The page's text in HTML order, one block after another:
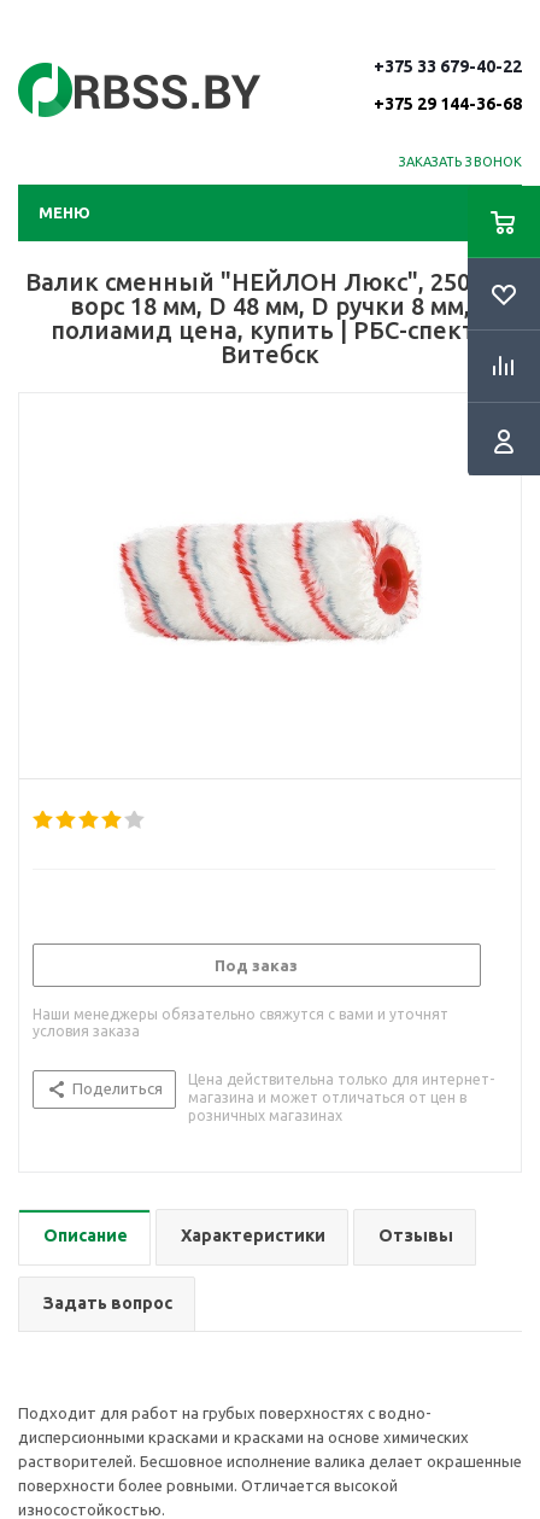
+375 33 679-40-22
+375 29 144-36-68
ЗАКАЗАТЬ ЗВОНОК
МЕНЮ
Валик сменный "НЕЙЛОН Люкс", 250 мм,
ворс 18 мм, D 48 мм, D ручки 8 мм,
полиамид цена, купить | РБС-спектр
Витебск
Под заказ
Наши менеджеры обязательно свяжутся с вами и уточнят
условия заказа
Поделиться
Цена действительна только для интернет-
магазина и может отличаться от цен в
розничных магазинах
Описание Характеристики Отзывы
Задать вопрос
Подходит для работ на грубых поверхностях с водно-
дисперсионными красками и красками на основе химических
растворителей. Бесшовное исполнение валика делает окрашенные
поверхности более ровными. Отличается высокой
износостойкостью.